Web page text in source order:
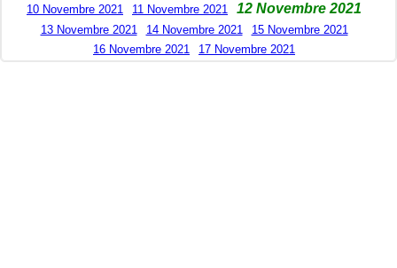
10 Novembre 2021
11 Novembre 2021 12 Novembre 2021
13 Novembre 2021 14 Novembre 2021
15 Novembre 2021
16 Novembre 2021
17 Novembre 2021